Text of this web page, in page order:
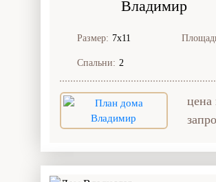
Владимир
Размер: 7х11
Спальни: 2
цена